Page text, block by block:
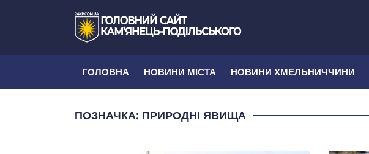
ГОЛОВНА НОВИНИ МІСТА НОВИНИ ХМЕЛЬНИЧЧИНИ
ПОЗНАЧКА: ПРИРОДНІ ЯВИЩА